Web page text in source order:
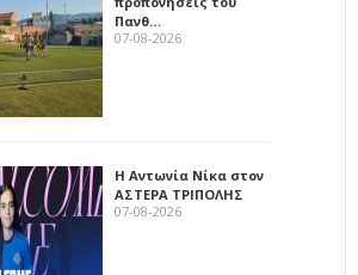
Πανθ…
07-08-2026
Η Αντωνία Νίκα στον
ΑΣΤΕΡΑ ΤΡΙΠΟΛΗΣ
07-08-2026